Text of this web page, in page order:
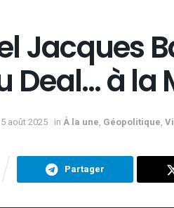
Jacques
Deal… à la
5 août 2025 in À la une, Géopolitique,
Partager